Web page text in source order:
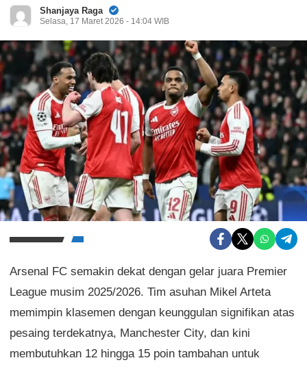
Shanjaya Raga
Selasa, 17 Maret 2026 - 14:04 WIB
Arsenal FC semakin dekat dengan gelar juara Premier
League musim 2025/2026. Tim asuhan Mikel Arteta
memimpin klasemen dengan keunggulan signifikan atas
pesaing terdekatnya, Manchester City, dan kini
membutuhkan 12 hingga 15 poin tambahan untuk